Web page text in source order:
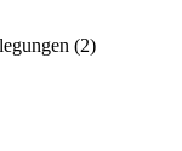
(2)